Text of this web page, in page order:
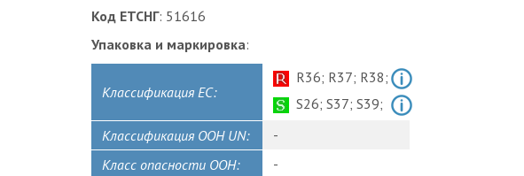
Код ЕТСНГ: 51616
Упаковка и маркировка:
Классификация ЕС:
R36; R37; R38;
S26; S37; S39;
Классификация ООН UN:
-
Класс опасности ООН:
-